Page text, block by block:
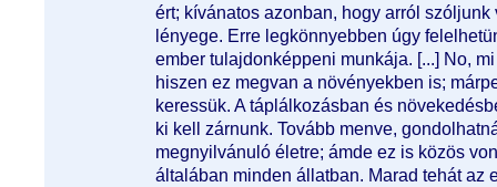
ért; kívánatos azonban, hogy arról
lényege. Erre legkönnyebben úgy
ember tulajdonképpeni munkája. [...] No,
hiszen ez megvan a növényekben is;
keressük. A táplálkozásban és
ki kell zárnunk. Tovább menve,
megnyilvánuló életre; ámde ez is közös
általában minden állatban. Marad tehát az